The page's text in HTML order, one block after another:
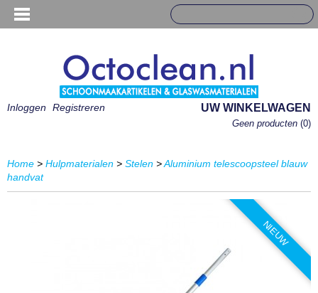
Inloggen Registreren UW WINKELWAGEN
Geen producten (0)
Home > Hulpmaterialen > Stelen >Aluminium telescoopsteel blauw
handvat
NIEUW